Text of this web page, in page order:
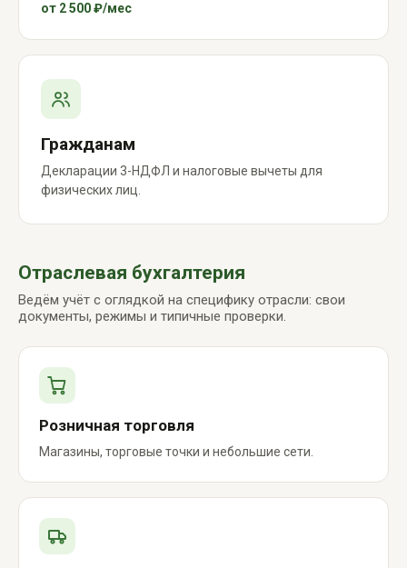
от 2 500 ₽/мес
Гражданам
Декларации 3-НДФЛ и налоговые вычеты для
физических лиц.
Отраслевая бухгалтерия
Ведём учёт с оглядкой на специфику отрасли: свои
документы, режимы и типичные проверки.
Розничная торговля
Магазины, торговые точки и небольшие сети.